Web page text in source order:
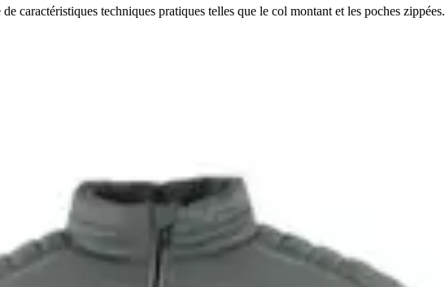
caractéristiques techniques pratiques telles que le col montant et les poches zippées.